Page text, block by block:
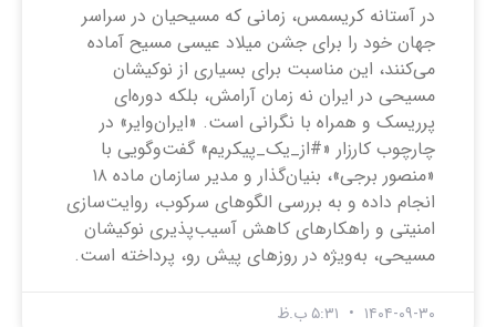
در آستانه کریسمس، زمانی که مسیحیان در سراسر
جهان خود را برای جشن میلاد عیسی مسیح آماده
می‌کنند، این مناسبت برای بسیاری از نوکیشان
مسیحی در ایران نه زمان آرامش، بلکه دوره‌ای
پرریسک و همراه با نگرانی است. «ایران‌وایر» در
چارچوب کارزار «#از_یک_پیکریم» گفت‌وگویی با
«منصور برجی»، بنیان‌گذار و مدیر سازمان ماده ۱۸
انجام داده و به بررسی الگوهای سرکوب، روایت‌سازی
امنیتی و راهکارهای کاهش آسیب‌پذیری نوکیشان
مسیحی، به‌ویژه در روزهای پیش رو، پرداخته است.
۱۴۰۴-۰۹-۳۰